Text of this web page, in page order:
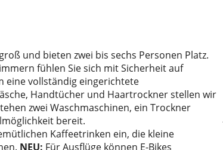
und bieten zwei bis sechs Personen Platz.
fühlen Sie sich mit Sicherheit auf
eine vollständig eingerichtete
Handtücher und Haartrockner stellen wir
zwei Waschmaschinen, ein Trockner
bereit.
Kaffeetrinken ein, die kleine
NEU: Für Ausflüge können E-Bikes